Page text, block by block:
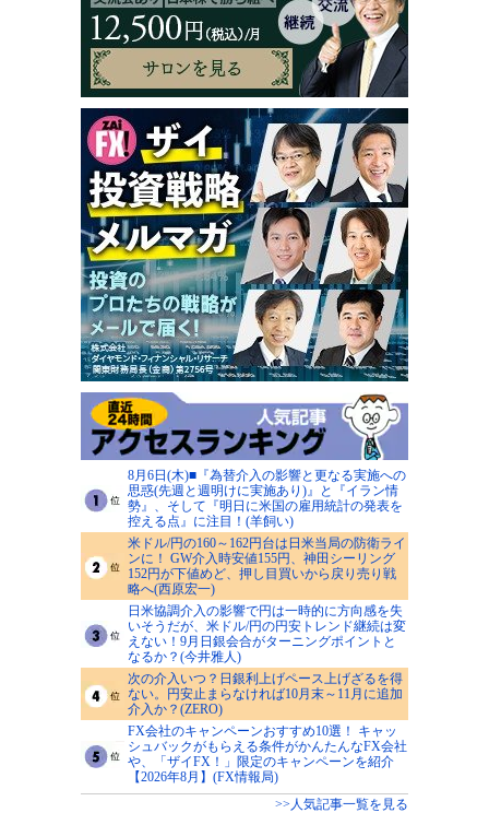
8月6日(木)■『為替介入の影響と更なる実施への
思惑(先週と週明けに実施あり)』と『イラン情
勢』、そして『明日に米国の雇用統計の発表を
控える点』に注目！(羊飼い)
米ドル/円の160～162円台は日米当局の防衛ライ
ンに！ GW介入時安値155円、神田シーリング
152円が下値めど、押し目買いから戻り売り戦
略へ(西原宏一)
日米協調介入の影響で円は一時的に方向感を失
いそうだが、米ドル/円の円安トレンド継続は変
えない！9月日銀会合がターニングポイントと
なるか？(今井雅人)
次の介入いつ？日銀利上げペース上げざるを得
ない。円安止まらなければ10月末～11月に追加
介入か？(ZERO)
FX会社のキャンペーンおすすめ10選！ キャッ
シュバックがもらえる条件がかんたんなFX会社
や、「ザイFX！」限定のキャンペーンを紹介
【2026年8月】(FX情報局)
>>人気記事一覧を見る